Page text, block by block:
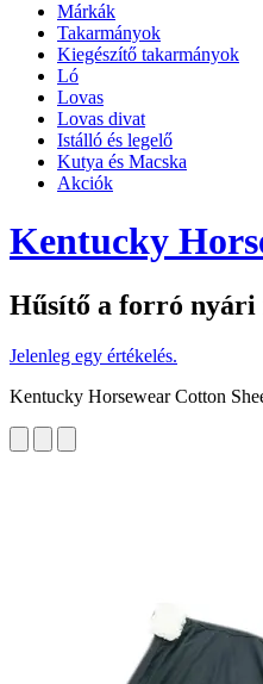
Márkák
Takarmányok
Kiegészítő takarmányok
Ló
Lovas
Lovas divat
Istálló és legelő
Kutya és Macska
Akciók
Kentucky
Hűsítő a forró nyári
Jelenleg egy értékelés.
Kentucky Horsewear Cotton